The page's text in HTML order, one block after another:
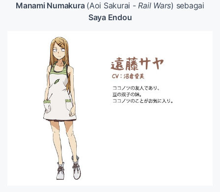
Manami Numakura (Aoi Sakurai -Rail Wars) sebagai
Saya Endou